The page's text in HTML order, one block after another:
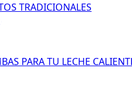
TRADICIONALES
PARA TU LECHE